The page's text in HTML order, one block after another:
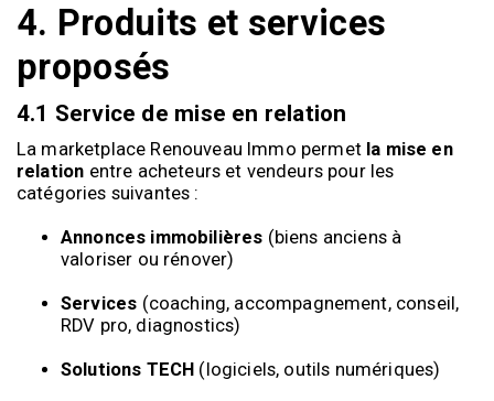
4. Produits et services
proposés
4.1 Service de mise en relation
La marketplace Renouveau Immo permet la mise en
relation entre acheteurs et vendeurs pour les
catégories suivantes :
Annonces immobilières (biens anciens à
valoriser ou rénover)
Services (coaching, accompagnement, conseil,
RDV pro, diagnostics)
Solutions TECH (logiciels, outils numériques)